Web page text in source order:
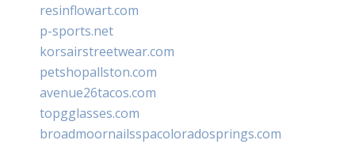
resinflowart.com
p-sports.net
korsairstreetwear.com
petshopallston.com
avenue26tacos.com
topgglasses.com
broadmoornailsspacoloradosprings.com